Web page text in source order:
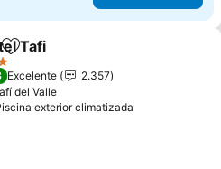
Añadir a favoritos
Tafi
Excelente
2.357
del Valle
exterior climatizada